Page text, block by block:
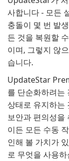
사합니다 - 모든
충돌이 몇 번 발
든 것을 복원할
이며, 그렇지 않
습니다.
UpdateStar
를 단순화하려는
상태로 유지하는
보안과 편의성을
이든 모든 수동
인해 볼 가치가
로 무엇을 사용